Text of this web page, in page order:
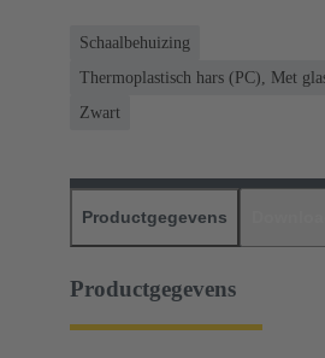
Schaalbehuizing
Thermoplastisch hars (PC), Met
Zwart
Productgegevens
Productgegevens